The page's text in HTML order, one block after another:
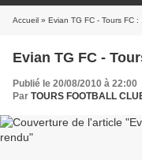
Accueil » Evian TG FC - Tours FC
Evian TG FC -
Publié le 20/08/2010 à 22:00
Par TOURS FOOTBALL